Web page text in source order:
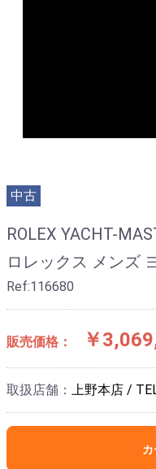
中古
ROLEX YACHT-
ロレックス メンズ
Ref:116680
販売価格： ￥
取扱店舗： 上野本店 /